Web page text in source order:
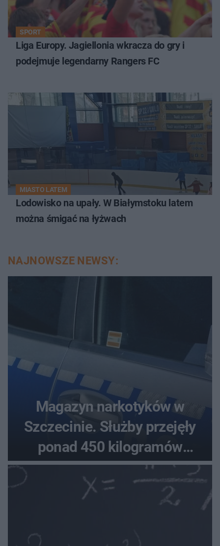
SPORT
Liga Europy. Jagiellonia wkracza do gry i
podejmuje legendarny Rangers FC
MIASTO LATEM
Lodowisko na upały. W Białymstoku latem
można śmigać na łyżwach
NAJNOWSZE NEWSY:
Magazyn narkotyków w
Szczecinie. Służby przejęły
ponad 450 kilogramów
towaru